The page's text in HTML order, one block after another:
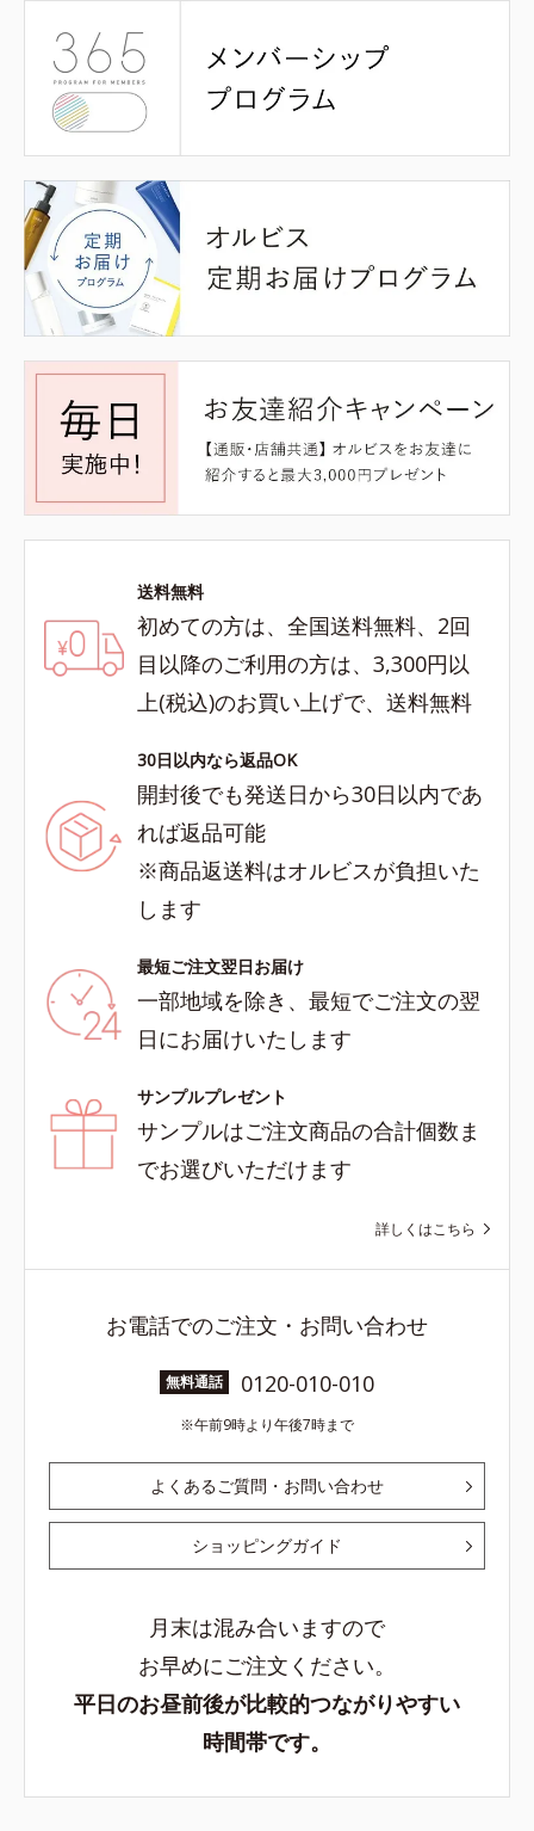
送料無料
初めての方は、全国送料無料、2回
目以降のご利用の方は、3,300円以
上(税込)のお買い上げで、送料無料
30日以内なら返品OK
開封後でも発送日から30日以内であ
れば返品可能
※商品返送料はオルビスが負担いた
します
最短ご注文翌日お届け
一部地域を除き、最短でご注文の翌
日にお届けいたします
サンプルプレゼント
サンプルはご注文商品の合計個数ま
でお選びいただけます
詳しくはこちら
お電話でのご注文・お問い合わせ
無料通話 0120-010-010
午前9時より午後7時まで
よくあるご質問・お問い合わせ
ショッピングガイド
月末は混み合いますので
お早めにご注文ください。
平日のお昼前後が比較的つながりやすい
時間帯です。